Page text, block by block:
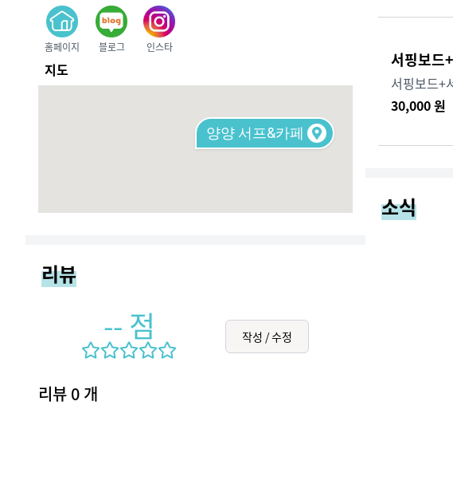
홈페이지 블로그 인스타
지도
양양 서프&카페
리뷰
-- 점 작성 / 수정
리뷰 0 개
서핑보드
서핑보드+
30,000원
소식